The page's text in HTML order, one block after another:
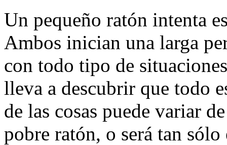
Un pequeño ratón intenta
Ambos inician una larga
con todo tipo de
lleva a descubrir que todo
de las cosas puede variar
pobre ratón, o será tan